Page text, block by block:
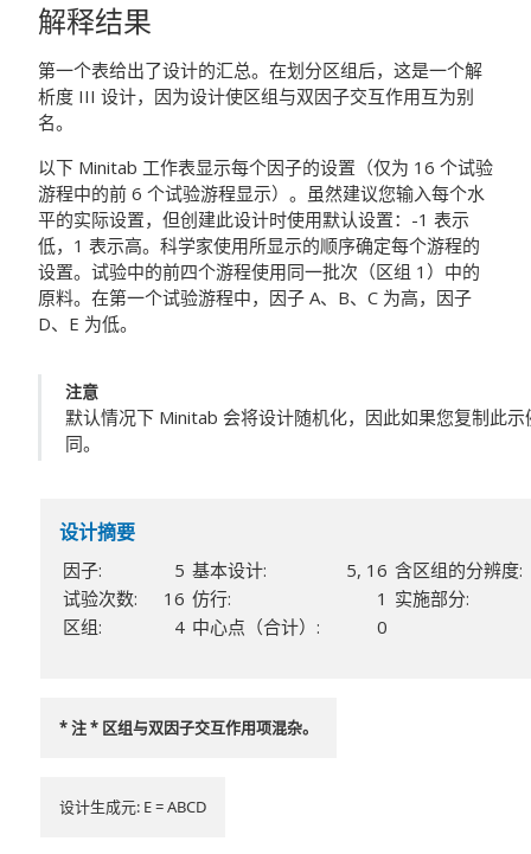
解释结果
第一个表给出了设计的汇总。在划分区组后，这是一个解
析度 III 设计，因为设计使区组与双因子交互作用互为别
名。
以下 Minitab 工作表显示每个因子的设置（仅为 16 个试验
游程中的前 6 个试验游程显示）。虽然建议您输入每个水
平的实际设置，但创建此设计时使用默认设置：-1 表示
低，1 表示高。科学家使用所显示的顺序确定每个游程的
设置。试验中的前四个游程使用同一批次（区组 1）中的
原料。在第一个试验游程中，因子 A、B、C 为高，因子
D、E 为低。
注意
默认情况下 Minitab 会将设计随机化，因此如果您复制此
同。
设计摘要
因子: 5 基本设计: 5, 16 含区组的分辨度:
试验次数:
16 仿行: 1 实施部分:
区组:
4 中心点（合计）: 0
* 注 * 区组与双因子交互作用项混杂。
设计生成元: E = ABCD